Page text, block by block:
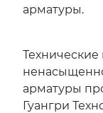
арматуры.
арматуры
Гуангри